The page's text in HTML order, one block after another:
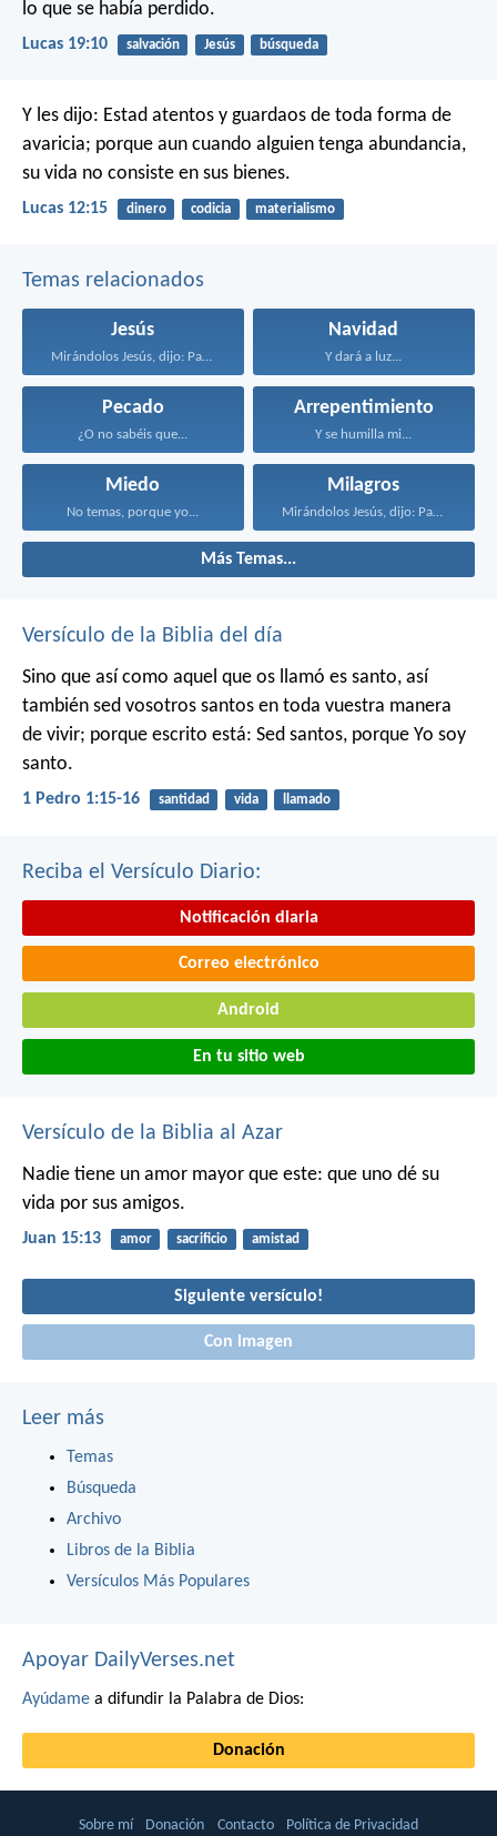
lo que se había perdido.
Lucas 19:10 salvación Jesús búsqueda
Y les dijo: Estad atentos y guardaos de toda forma de
avaricia; porque aun cuando alguien tenga abundancia,
su vida no consiste en sus bienes.
Lucas 12:15 dinero codicia materialismo
Temas relacionados
Jesús
Mirándolos Jesús, dijo: Para...
Navidad
Y dará a luz...
Pecado
¿O no sabéis que...
Arrepentimiento
Y se humilla mi...
Miedo
No temas, porque yo...
Milagros
Mirándolos Jesús, dijo: Para...
Más Temas...
Versículo de la Biblia del día
Sino que así como aquel que os llamó es santo, así
también sed vosotros santos en toda vuestra manera
de vivir; porque escrito está: Sed santos, porque Yo soy
santo.
1 Pedro 1:15-16 santidad vida llamado
Reciba el Versículo Diario:
Notificación diaria
Correo electrónico
Android
En tu sitio web
Versículo de la Biblia al Azar
Nadie tiene un amor mayor que este: que uno dé su
vida por sus amigos.
Juan 15:13 amor sacrificio amistad
Siguiente versículo!
Con imagen
Leer más
Temas
Búsqueda
Archivo
Libros de la Biblia
Versículos Más Populares
Apoyar DailyVerses.net
Ayúdame a difundir la Palabra de Dios:
Donación
Sobre mí Donación Contacto Política de Privacidad